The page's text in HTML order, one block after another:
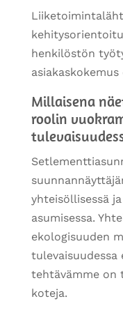
henkilöstön
Millaisena
roolin
yhteisöllisessä
asumisessa.
ekologisuuden
tulevaisuudessa
tehtävämme on
koteja.